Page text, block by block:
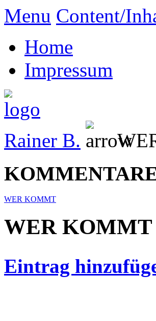
Menu Content/
Home
Impressum
Rainer B.
WER KOMMT
WER KOMMT
Eintrag